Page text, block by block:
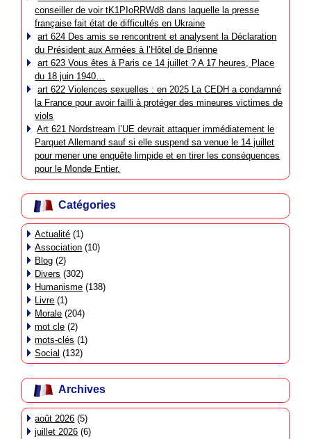
conseiller de voir tK1PIoRRWd8 dans laquelle la presse
française fait état de difficultés en Ukraine
art 624 Des amis se rencontrent et analysent la Déclaration
du Président aux Armées à l’Hôtel de Brienne
art 623 Vous êtes à Paris ce 14 juillet ? A 17 heures, Place
du 18 juin 1940…
art 622 Violences sexuelles : en 2025 La CEDH a condamné
la France pour avoir failli à protéger des mineures victimes de
viols
Art 621 Nordstream l’UE devrait attaquer immédiatement le
Parquet Allemand sauf si elle suspend sa venue le 14 juillet
pour mener une enquête limpide et en tirer les conséquences
pour le Monde Entier.
Catégories
Actualité (1)
Association (10)
Blog (2)
Divers (302)
Humanisme (138)
Livre (1)
Morale (204)
mot cle (2)
mots-clés (1)
Social (132)
Archives
août 2026 (5)
juillet 2026 (6)